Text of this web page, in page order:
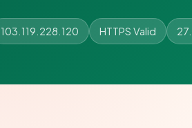
103.119.228.120 HTTPS Valid